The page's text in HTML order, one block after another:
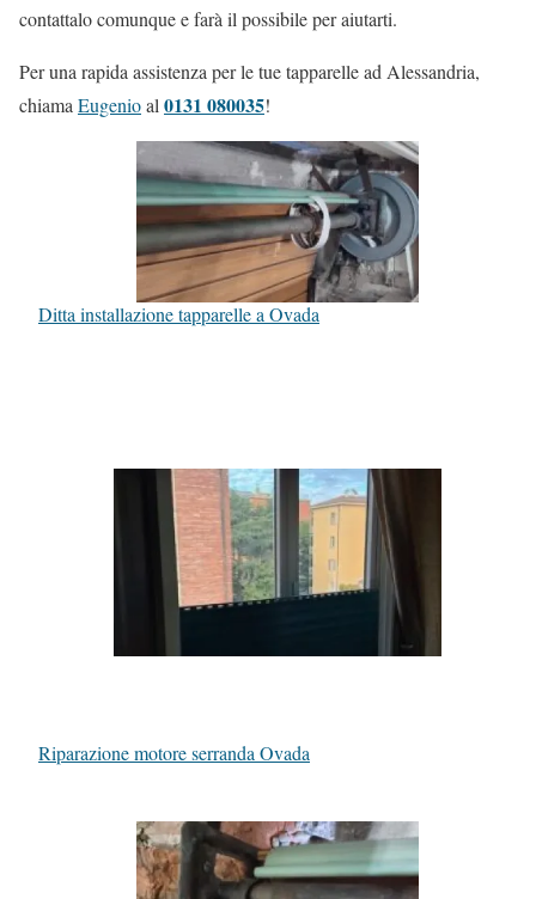
contattalo comunque e farà il possibile per aiutarti.
Per una rapida assistenza per le tue tapparelle ad Alessandria,
chiamaEugenioal0131 080035!
Ditta installazione tapparelle a Ovada
Riparazione motore serranda Ovada